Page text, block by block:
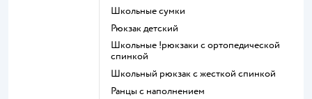
Школьные сумки
Рюкзак детский
Школьные !рюкзаки с ортопедической
спинкой
Школьный рюкзак с жесткой спинкой
Ранцы с наполнением